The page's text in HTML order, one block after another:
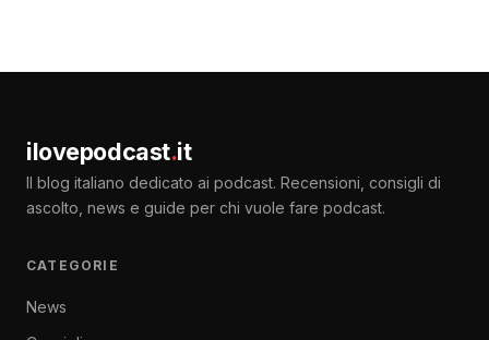
ilovepodcast.it
Il blog italiano dedicato ai podcast. Recensioni, consigli di
ascolto, news e guide per chi vuole fare podcast.
CATEGORIE
News